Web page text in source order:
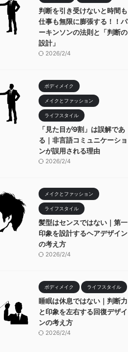
判断を引き受けないと時間も
仕事も無限に膨張する！！パ
ーキンソンの法則と「判断の
設計」
2026/2/4
ボディメイク
メイクとファッション
ライフスタイル
「見た目が9割」は誤解であ
る｜非言語コミュニケーショ
ンが誤用される理由
2026/2/4
メイクとファッション
ライフスタイル
髪型はセンスではない｜第一
印象を設計するヘアデザイン
の考え方
2026/2/4
ボディメイク ライフスタイル
睡眠は休息ではない｜判断力
と印象を左右する回復デザイ
ンの考え方
2026/2/4